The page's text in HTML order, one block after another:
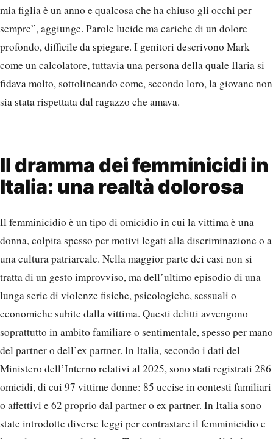
mia figlia è un anno e qualcosa che ha chiuso gli occhi per
sempre”, aggiunge. Parole lucide ma cariche di un dolore
profondo, difficile da spiegare. I genitori descrivono Mark
come un calcolatore, tuttavia una persona della quale Ilaria si
fidava molto, sottolineando come, secondo loro, la giovane non
sia stata rispettata dal ragazzo che amava.
Il dramma dei femminicidi in
Italia: una realtà dolorosa
Il femminicidio è un tipo di omicidio in cui la vittima è una
donna, colpita spesso per motivi legati alla discriminazione o a
una cultura patriarcale. Nella maggior parte dei casi non si
tratta di un gesto improvviso, ma dell’ultimo episodio di una
lunga serie di violenze fisiche, psicologiche, sessuali o
economiche subite dalla vittima. Questi delitti avvengono
soprattutto in ambito familiare o sentimentale, spesso per mano
del partner o dell’ex partner. In Italia, secondo i dati del
Ministero dell’Interno relativi al 2025, sono stati registrati 286
omicidi, di cui 97 vittime donne: 85 uccise in contesti familiari
o affettivi e 62 proprio dal partner o ex partner. In Italia sono
state introdotte diverse leggi per contrastare il femminicidio e